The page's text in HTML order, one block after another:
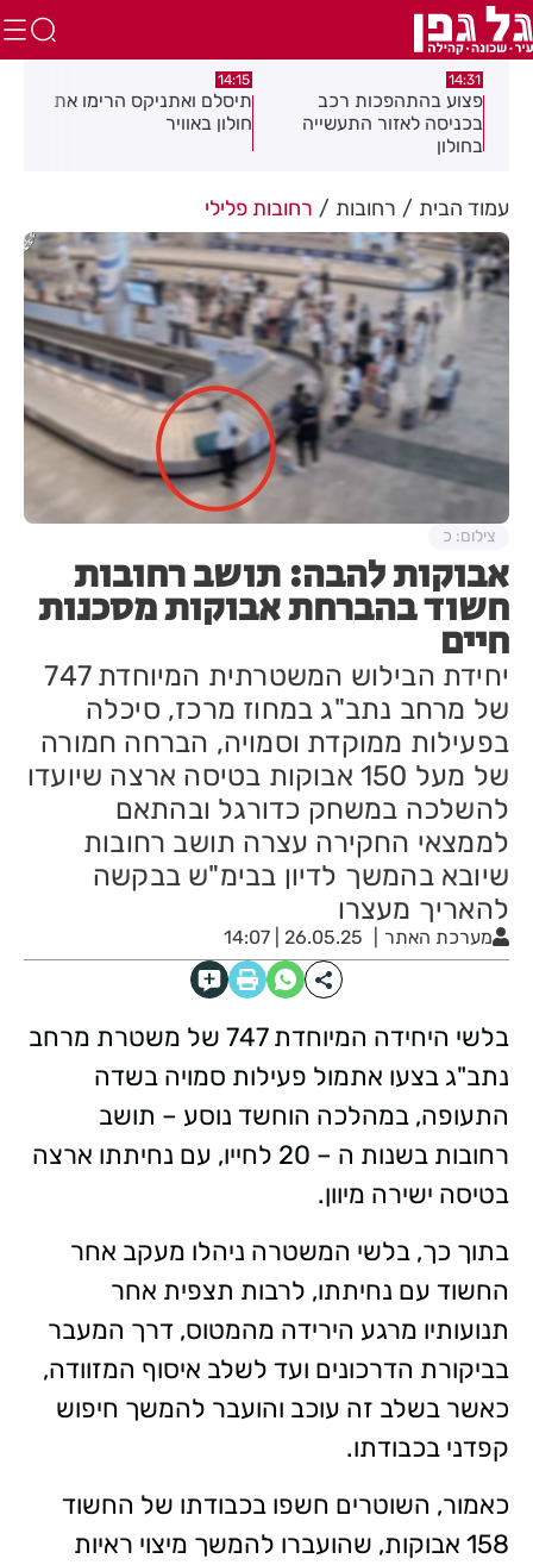
14:31
פצוע בהתהפכות רכב
בכניסה לאזור התעשייה
בחולון
14:15
תיסלם ואתניקס הרימו את
חולון באוויר
עמוד הבית רחובות רחובות פלילי
אבוקות להבה: תושב רחובות
חשוד בהברחת אבוקות מסכנות
חיים
יחידת הבילוש המשטרתית המיוחדת 747
של מרחב נתב"ג במחוז מרכז, סיכלה
בפעילות ממוקדת וסמויה, הברחה חמורה
של מעל 150 אבוקות בטיסה ארצה שיועדו
להשלכה במשחק כדורגל ובהתאם
לממצאי החקירה עצרה תושב רחובות
שיובא בהמשך לדיון בבימ"ש בבקשה
להאריך מעצרו
מערכת האתר 26.05.25 | 14:07
צילום: כ
בלשי היחידה המיוחדת 747 של משטרת מרחב
נתב"ג בצעו אתמול פעילות סמויה בשדה
התעופה, במהלכה הוחשד נוסע – תושב
רחובות בשנות ה – 20 לחייו, עם נחיתתו ארצה
בטיסה ישירה מיוון.
בתוך כך, בלשי המשטרה ניהלו מעקב אחר
החשוד עם נחיתתו, לרבות תצפית אחר
תנועותיו מרגע הירידה מהמטוס, דרך המעבר
בביקורת הדרכונים ועד לשלב איסוף המזוודה,
כאשר בשלב זה עוכב והועבר להמשך חיפוש
קפדני בכבודתו.
כאמור, השוטרים חשפו בכבודתו של החשוד
158 אבוקות, שהועברו להמשך מיצוי ראיות